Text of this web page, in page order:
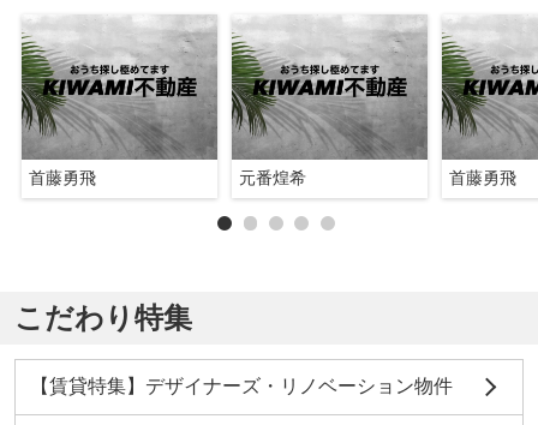
首藤勇飛 元番煌希 首藤勇飛
こだわり特集
【賃貸特集】デザイナーズ・リノベーション物件